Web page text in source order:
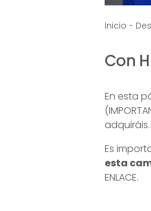
Inicio -
Con
En esta
adquiráis.
Es
esta
ENLACE.